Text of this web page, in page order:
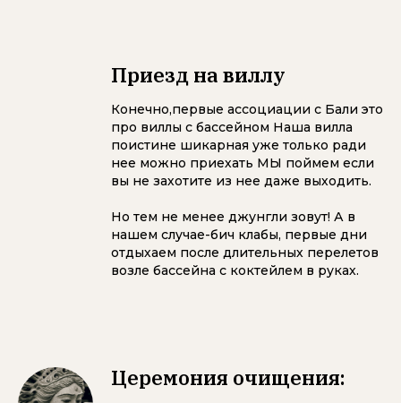
Приезд на виллу
Конечно,первые ассоциации с Бали это
про виллы с бассейном Наша вилла
поистине шикарная уже только ради
нее можно приехать МЫ поймем если
вы не захотите из нее даже выходить.
Но тем не менее джунгли зовут! А в
нашем случае-бич клабы, первые дни
отдыхаем после длительных перелетов
возле бассейна с коктейлем в руках.
Церемония очищения: